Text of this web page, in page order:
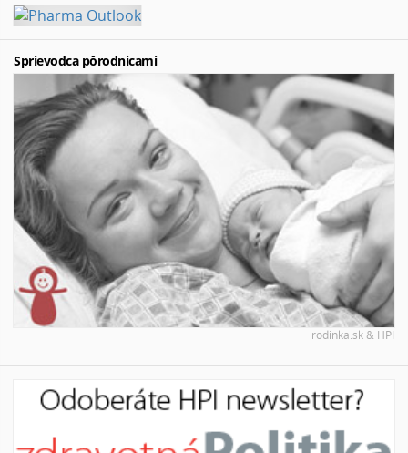
Sprievodca pôrodnicami
rodinka.sk & HPI